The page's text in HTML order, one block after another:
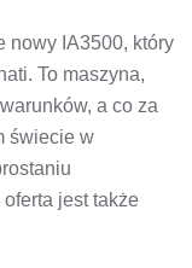
nowy IA3500, który
To maszyna,
a co za
świecie w
jest także